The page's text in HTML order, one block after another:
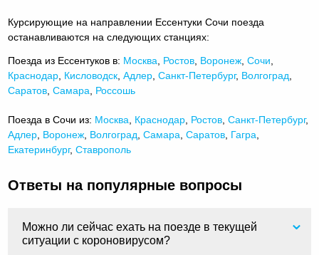
Курсирующие на направлении Ессентуки Сочи поезда
останавливаются на следующих станциях:
Поезда из Ессентуков в: Москва Ростов Воронеж ,Сочи
Краснодар Кисловодск ,Адлер ,Санкт-Петербург, Волгоград
Саратов ,Самара Россошь
Поезда в Сочи из: Москва Краснодар Ростов ,Санкт-Петербург,
Адлер Воронеж Волгоград ,Самара ,Саратов Гагра
Екатеринбург,Ставрополь
Ответы на популярные вопросы
Можно ли сейчас ехать на поезде в текущей
ситуации с короновирусом?